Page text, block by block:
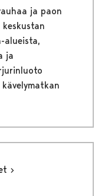
ja paon
alueista,
ja